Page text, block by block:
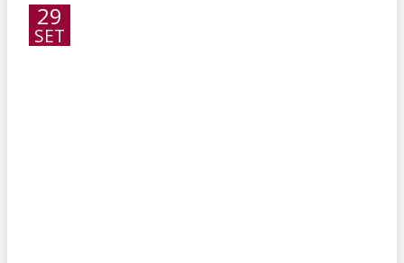
29
SET